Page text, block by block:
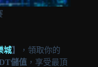
城】
，領取你的
儲值 ，享受最頂